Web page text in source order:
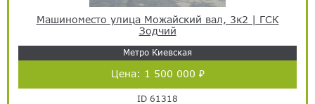
Машиноместо улица Можайский вал, 3к2 | ГСК
Зодчий
Метро Киевская
Цена: 1 500 000 ₽
ID 61318